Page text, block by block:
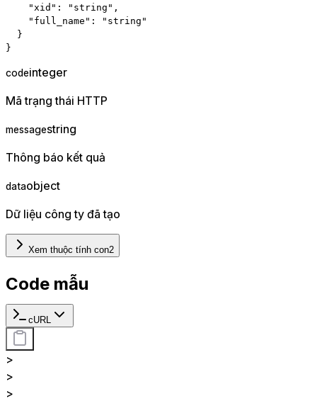
"xid" : "string" ,
"full_name" :
"string"
}
}
codeinteger
Mã trạng thái HTTP
messagestring
Thông báo kết quả
dataobject
Dữ liệu công ty đã tạo
Xem thuộc tính con2
Code mẫu
cURL
>
>
>